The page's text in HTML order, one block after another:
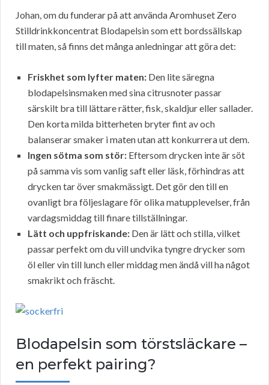
Johan, om du funderar på att använda Aromhuset Zero
Stilldrinkkoncentrat Blodapelsin som ett bordssällskap
till maten, så finns det många anledningar att göra det:
Friskhet som lyfter maten: Den lite säregna
blodapelsinsmaken med sina citrusnoter passar
särskilt bra till lättare rätter, fisk, skaldjur eller sallader.
Den korta milda bitterheten bryter fint av och
balanserar smaker i maten utan att konkurrera ut dem.
Ingen sötma som stör: Eftersom drycken inte är söt
på samma vis som vanlig saft eller läsk, förhindras att
drycken tar över smakmässigt. Det gör den till en
ovanligt bra följeslagare för olika matupplevelser, från
vardagsmiddag till finare tillställningar.
Lätt och uppfriskande: Den är lätt och stilla, vilket
passar perfekt om du vill undvika tyngre drycker som
öl eller vin till lunch eller middag men ändå vill ha något
smakrikt och fräscht.
Blodapelsin som törstsläckare –
en perfekt pairing?